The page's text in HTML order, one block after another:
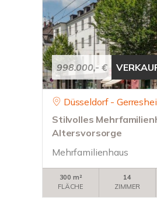
998.000,- €
Düsseldorf -
Stilvolles
Altersvorsorge
Mehrfamilienhaus
300 m²
FLÄCHE
14
ZIMMER